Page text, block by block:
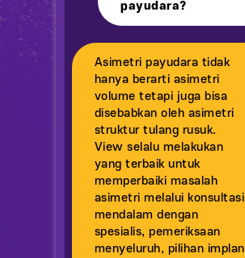
payudara?
Asimetri payudara tidak
hanya berarti asimetri
volume tetapi juga bisa
disebabkan oleh asimetri
struktur tulang rusuk.
View selalu melakukan
yang terbaik untuk
memperbaiki masalah
asimetri melalui konsultasi
mendalam dengan
spesialis, pemeriksaan
menyeluruh, pilihan implan